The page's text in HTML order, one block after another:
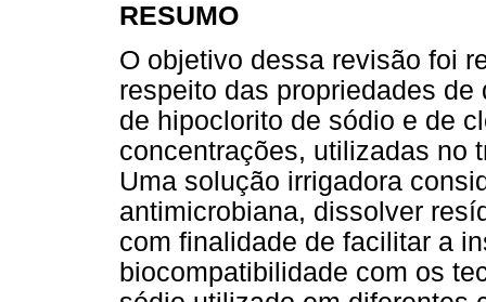
RESUMO
O objetivo dessa revisão foi
respeito das propriedades
de hipoclorito de sódio e de
concentrações, utilizadas no
Uma solução irrigadora
antimicrobiana, dissolver
com finalidade de facilitar a
biocompatibilidade com os